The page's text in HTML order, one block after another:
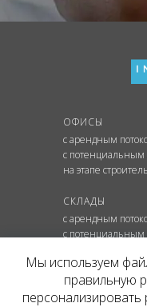
ОФИСЫ
с арендным
с
на этапе
СКЛАДЫ
с арендным
с
КОНТАКТЫ
Мы используем
правильную